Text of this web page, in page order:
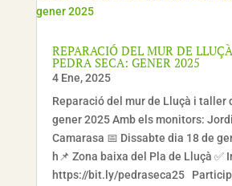
REPARACIÓ DEL MUR DE
PEDRA SECA: GENER 2025
4 Ene, 2025
Reparació del mur de Lluçà i taller
gener 2025 Amb els monitors:
Camarasa 📅 Dissabte dia 18 de
h📌 Zona baixa del Pla de Lluçà ✅
https://bit.ly/pedraseca25